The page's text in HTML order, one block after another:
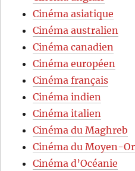
Cinéma asiatique
Cinéma australien
Cinéma canadien
Cinéma européen
Cinéma français
Cinéma indien
Cinéma italien
Cinéma du Maghreb
Cinéma du Moyen-
Cinéma d’Océanie